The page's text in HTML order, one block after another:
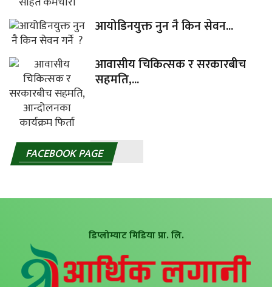
आयोडिनयुक्त नुन नै किन सेवन...
आवासीय चिकित्सक र सरकारबीच
सहमति,...
FACEBOOK PAGE
डिप्लोम्याट मिडिया प्रा. लि.